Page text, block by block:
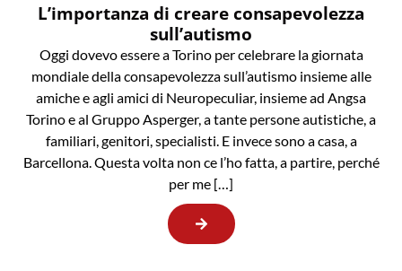
L’importanza di creare consapevolezza
sull’autismo
Oggi dovevo essere a Torino per celebrare la giornata
mondiale della consapevolezza sull’autismo insieme alle
amiche e agli amici di Neuropeculiar, insieme ad Angsa
Torino e al Gruppo Asperger, a tante persone autistiche, a
familiari, genitori, specialisti. E invece sono a casa, a
Barcellona. Questa volta non ce l’ho fatta, a partire, perché
per me […]